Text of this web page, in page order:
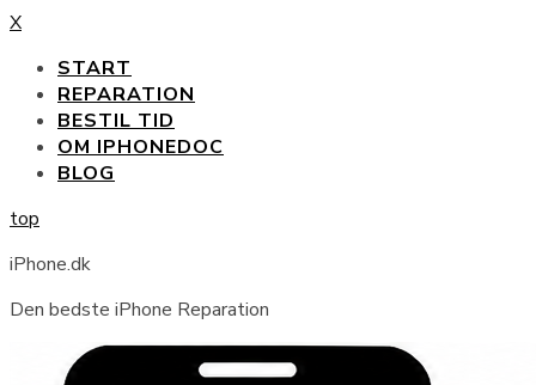
X
START
REPARATION
BESTIL TID
OM IPHONEDOC
BLOG
top
iPhone.dk
Den bedste iPhone Reparation